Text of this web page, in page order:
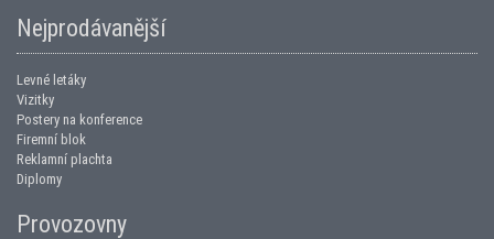
Nejprodávanější
Levné letáky
Vizitky
Postery na konference
Firemní blok
Reklamní plachta
Diplomy
Provozovny